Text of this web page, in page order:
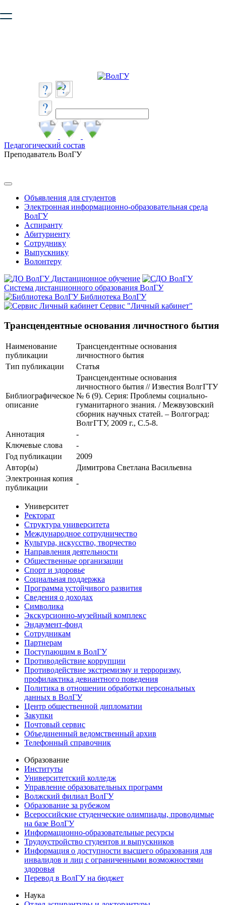
безопасную работу с сайтом. Пожалуйста
Педагогический состав
Преподаватель ВолГУ
Объявления для студентов
Электронная информационно-образовательная среда
ВолГУ
Аспиранту
Абитуриенту
Сотруднику
Выпускнику
Волонтеру
Дистанционное обучение
Система дистанционного образования ВолГУ
Библиотека ВолГУ
Сервис "Личный кабинет"
Трансцендентные основания личностного бытия
Наименование
публикации
Трансцендентные основания
личностного бытия
Тип публикации
Статья
Библиографическое
описание
Трансцендентные основания
личностного бытия // Известия ВолгГТУ
№ 6 (9). Серия: Проблемы социально-
гуманитарного знания. / Межвузовский
сборник научных статей. – Волгоград:
ВолгГТУ, 2009 г., С.5-8.
Аннотация
-
Ключевые cлова
-
Год публикации
2009
Автор(ы)
Димитрова Светлана Васильевна
Электронная копия
публикации
-
Университет
Ректорат
Структура университета
Международное сотрудничество
Культура, искусство, творчество
Направления деятельности
Общественные организации
Спорт и здоровье
Социальная поддержка
Программа устойчивого развития
Сведения о доходах
Символика
Экскурсионно-музейный комплекс
Эндаумент-фонд
Сотрудникам
Партнерам
Поступающим в ВолГУ
Противодействие коррупции
Противодействие экстремизму и терроризму,
профилактика девиантного поведения
Политика в отношении обработки персональных
данных в ВолГУ
Центр общественной дипломатии
Закупки
Почтовый сервис
Объединенный ведомственный архив
Телефонный справочник
Образование
Институты
Университетский колледж
Управление образовательных программ
Волжский филиал ВолГУ
Образование за рубежом
Всероссийские студенческие олимпиады, проводимые
на базе ВолГУ
Информационно-образовательные ресурсы
Трудоустройство студентов и выпускников
Информация о доступности высшего образования для
инвалидов и лиц с ограниченными возможностями
здоровья
Перевод в ВолГУ на бюджет
Наука